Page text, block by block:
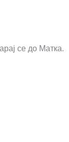
се до Матка.